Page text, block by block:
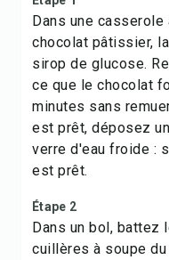
Dans une
chocolat pâtissier,
sirop de glucose.
ce que le chocolat
minutes sans
est prêt, déposez
verre d'eau froide :
est prêt.
Étape 2
Dans un bol,
cuillères à soupe